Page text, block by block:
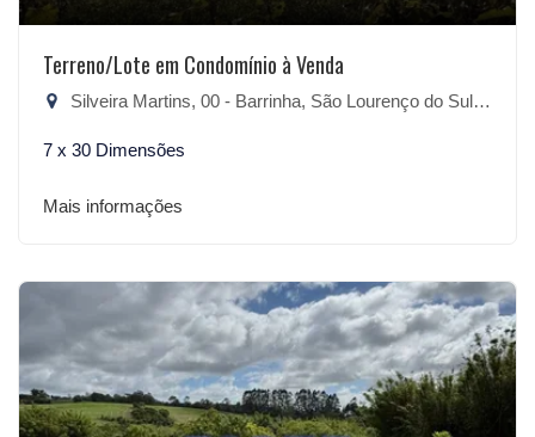
Terreno/Lote em Condomínio à Venda
Silveira Martins, 00 - Barrinha, São Lourenço do Sul-RS
7 x 30 Dimensões
Mais informações